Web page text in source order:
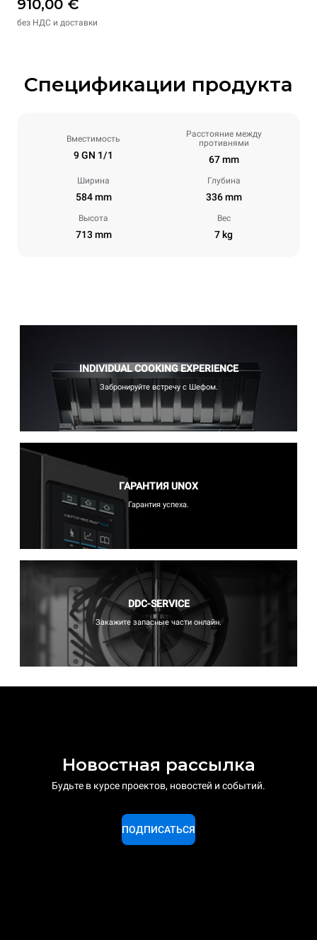
910,00 €
без НДС и доставки
Спецификации продукта
Вместимость
9 GN 1/1
Расстояние между
противнями
67 mm
Ширина
584 mm
Глубина
336 mm
Высота
713 mm
Вес
7 kg
INDIVIDUAL COOKING EXPERIENCE
Забронируйте встречу с Шефом.
ГАРАНТИЯ UNOX
Гарантия успеха.
DDC-SERVICE
Закажите запасные части онлайн.
Новостная рассылка
Будьте в курсе проектов, новостей и событий.
ПОДПИСАТЬСЯ